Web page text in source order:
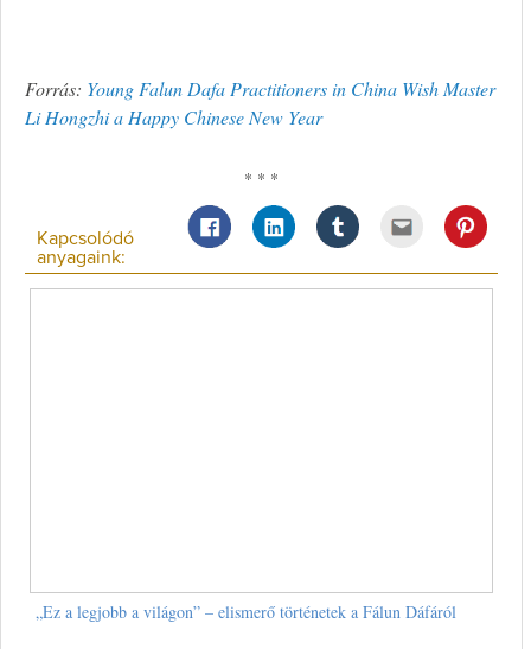
Forrás: Young Falun Dafa Practitioners in China Wish Master
Li Hongzhi a Happy Chinese New Year
* * *
Kapcsolódó
anyagaink:
„Ez a legjobb a világon” – elismerő történetek a Fálun Dáfáról